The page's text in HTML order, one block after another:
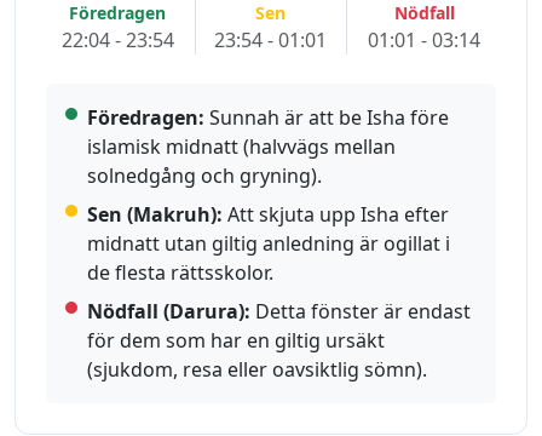
Föredragen
22:04 - 23:54
Sen
23:54 - 01:01
Nödfall
01:01 - 03:14
Föredragen: Sunnah är att be Isha före
islamisk midnatt (halvvägs mellan
solnedgång och gryning).
Sen (Makruh): Att skjuta upp Isha efter
midnatt utan giltig anledning är ogillat i
de flesta rättsskolor.
Nödfall (Darura): Detta fönster är endast
för dem som har en giltig ursäkt
(sjukdom, resa eller oavsiktlig sömn).